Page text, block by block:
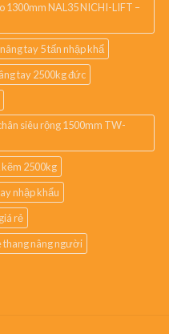
1300mm NAL35 NICHI-LIFT –
tay 5 tấn nhập khẩ
tay 2500kg đức
siêu rộng 1500mm TW-
kẽm 2500kg
nhập khẩu
rẻ
thang nâng người